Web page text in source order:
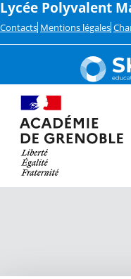
Lycée Polyvalent
Contacts Mentions légales